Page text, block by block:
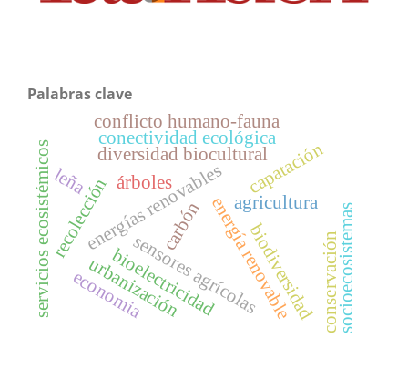
Palabras clave
bioelectricidad
energías renovables
sensores agrícolas
agricultura
diversidad biocultural
recolección árboles
carbónenergía renovable
leña
biodiversidad
conectividad ecológica
conflicto humano-fauna
conservación
servicios ecosistémicos urbanización socioecosistemas
capatación
economia